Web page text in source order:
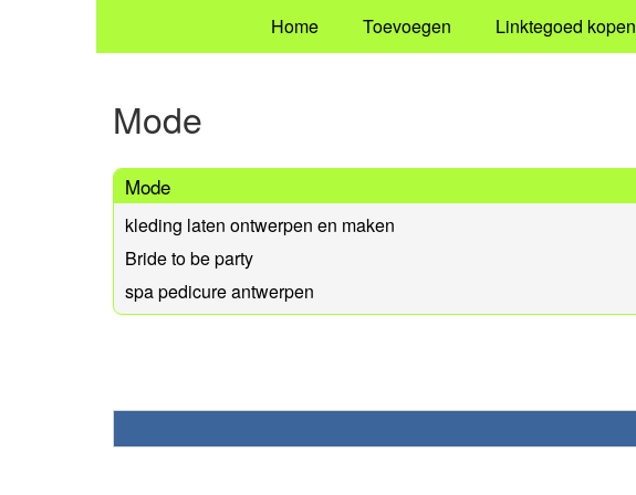
Home Toevoegen Linktegoed kopen
Mode
Mode
kleding laten ontwerpen en maken
Bride to be party
spa pedicure antwerpen